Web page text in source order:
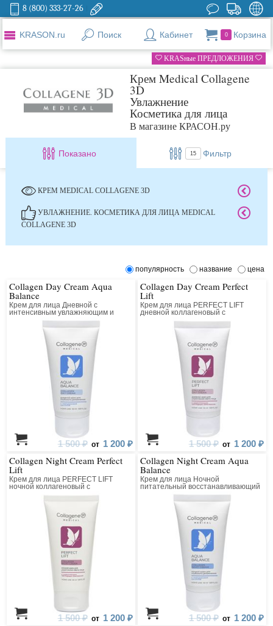
8 (800) 333-27-26
KRASON.ru Поиск Кабинет 0 Корзина
KRASные ПРЕДЛОЖЕНИЯ
Крем Medical Collagene
3D
Увлажнение
Косметика для лица
В магазине КРАСОН.ру
Показано 15 Фильтр
КРЕМ MEDICAL COLLAGENE 3D
УВЛАЖНЕНИЕ. КОСМЕТИКА ДЛЯ ЛИЦА MEDICAL
COLLAGENE 3D
популярность название цена
Collagen Day Cream Aqua
Balance
Крем для лица Дневной с
интенсивным увлажняющим и
лифтинг действием
1 500 ₽ от 1 200 ₽
Collagen Day Cream Perfect
Lift
Крем для лица PERFECT LIFT
дневной коллагеновый с
матриксилом
1 500 ₽ от 1 200 ₽
Collagen Night Cream Perfect
Lift
Крем для лица PERFECT LIFT
ночной коллагеновый с
матриксилом
1 500 ₽ от 1 200 ₽
Collagen Night Cream Aqua
Balance
Крем для лица Ночной
питательный восстанавливающий
1 500 ₽ от 1 200 ₽